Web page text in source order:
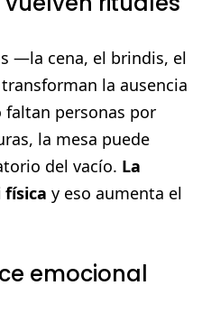
—la cena, el brindis, el
la ausencia
faltan personas por
la mesa puede
del vacío. La
física y eso aumenta el
emocional